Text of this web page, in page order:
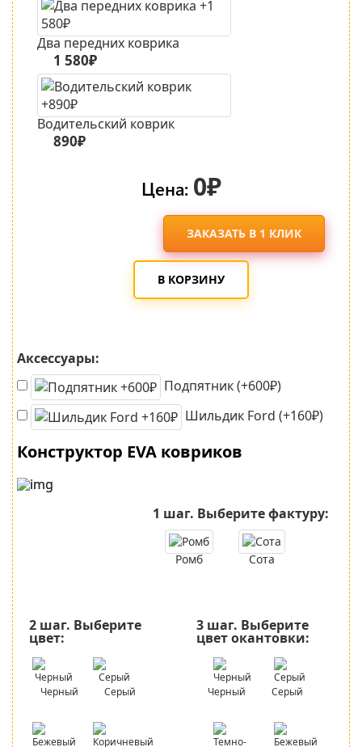
Два передних коврика
1 580₽
Водительский коврик
890₽
Цена: 0₽
ЗАКАЗАТЬ В 1 КЛИК
В КОРЗИНУ
Аксессуары:
Подпятник (+600₽)
Шильдик Ford (+160₽)
Конструктор EVA ковриков
1 шаг. Выберите фактуру:
Ромб Сота
2 шаг. Выберите
цвет:
Черный Серый
3 шаг. Выберите
цвет окантовки:
Черный Серый